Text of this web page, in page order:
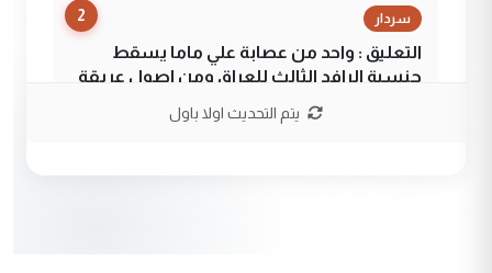
2 سردار
التعليق : واحد من عصابة علي ماما يسقط
جنسية الرافد الثالث للعراق ومن اصول عريقة
يتم التحديث اولا باول